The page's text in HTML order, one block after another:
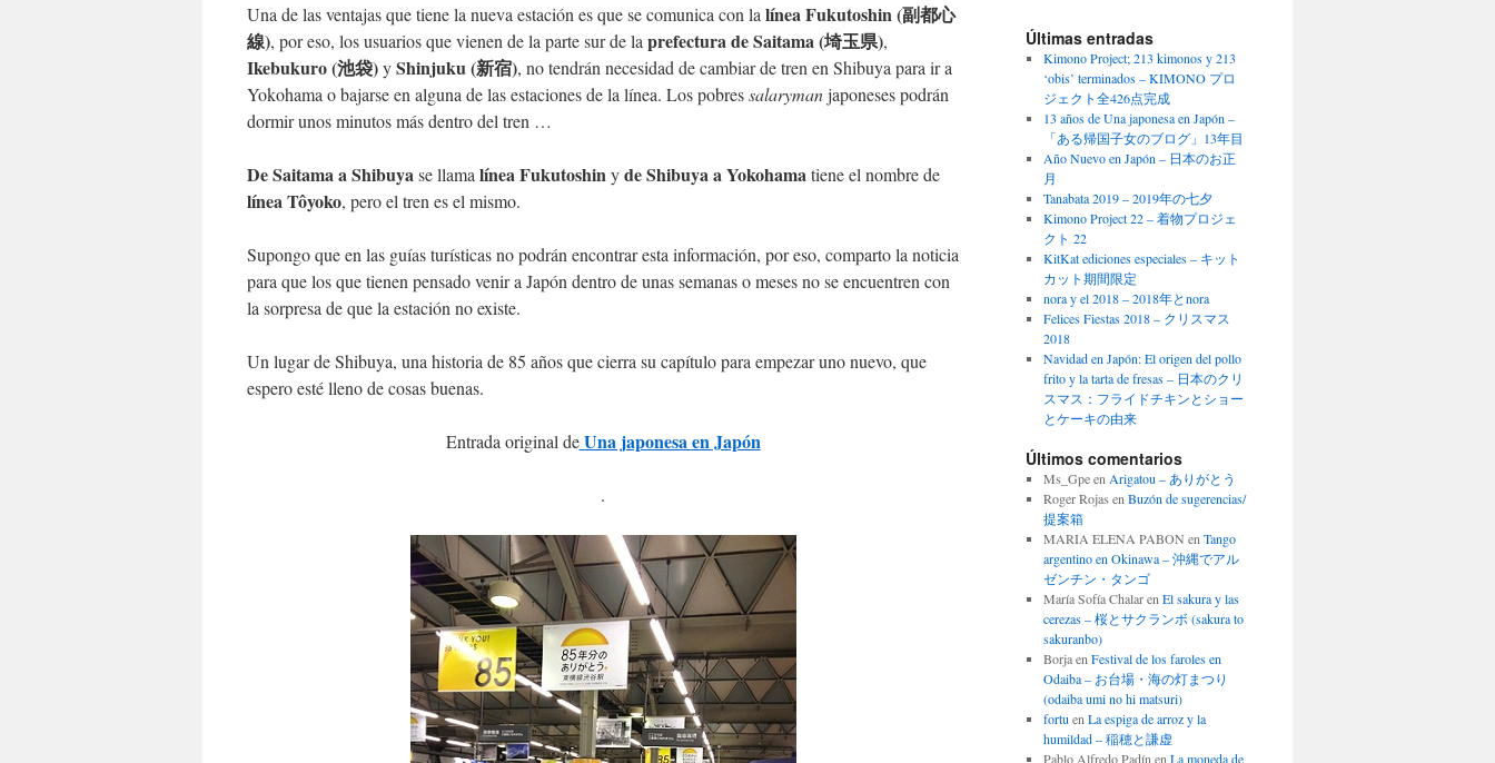
Una de las ventajas que tiene la nueva estación es que se comunica con la línea Fukutoshin (副都心
線), por eso, los usuarios que vienen de la parte sur de la prefectura de Saitama (埼玉県),
Ikebukuro (池袋)yShinjuku (新宿), no tendrán necesidad de cambiar de tren en Shibuya para ir a
Yokohama o bajarse en alguna de las estaciones de la línea. Los pobressalarymanjaponeses podrán
dormir unos minutos más dentro del tren …
De Saitama a Shibuyase llama línea Fukutoshinyde Shibuya a Yokohamatiene el nombre de
líneaTôyoko, pero el tren es el mismo.
Supongo que en las guías turísticas no podrán encontrar esta información, por eso, comparto la noticia
para que los que tienen pensado venir a Japón dentro de unas semanas o meses no se encuentren con
la sorpresa de que la estación no existe.
Un lugar de Shibuya, una historia de 85 años que cierra su capítulo para empezar uno nuevo, que
espero esté lleno de cosas buenas.
Entrada original deUna japonesa en Japón
.
Últimas entradas
Kimono Project; 213 kimonos y 213
‘obis’ terminados – KIMONO プロ
ジェクト全426点完成
13 años de Una japonesa en Japón –
「ある帰国子女のブログ」13年目
Año Nuevo en Japón – 日本のお正
月
Tanabata 2019 – 2019年の七夕
Kimono Project 22 – 着物プロジェ
クト 22
KitKat ediciones especiales – キット
カット期間限定
nora y el 2018 – 2018年とnora
Felices Fiestas 2018 – クリスマス
2018
Navidad en Japón: El origen del pollo
frito y la tarta de fresas – 日本のクリ
スマス：フライドチキンとショー
とケーキの由来
Últimos comentarios
Ms_Gpeen Arigatou – ありがとう
Roger Rojas en Buzón de sugerencias/
提案箱
MARIA ELENA PABON en Tango
argentino en Okinawa – 沖縄でアル
ゼンチン・タンゴ
María Sofía Chalaren El sakura y las
cerezas – 桜とサクランボ (sakura to
sakuranbo)
Borjaen Festival de los faroles en
Odaiba – お台場・海の灯まつり
(odaiba umi no hi matsuri)
fortu en La espiga de arroz y la
humildad – 稲穂と謙虚
Pablo Alfredo Padín en La moneda de